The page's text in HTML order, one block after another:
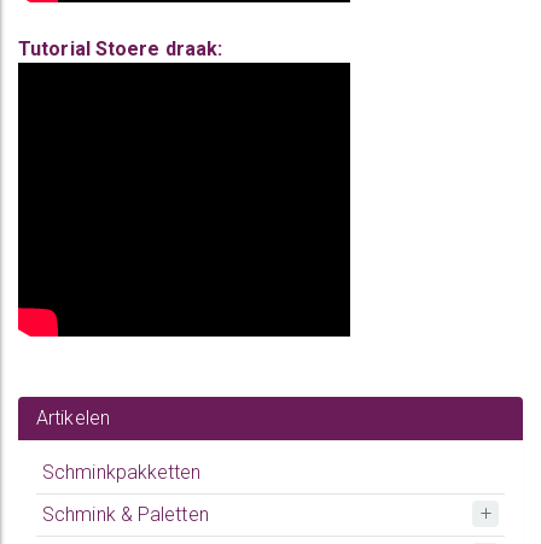
Tutorial Stoere draak:
Artikelen
Schminkpakketten
Schmink & Paletten